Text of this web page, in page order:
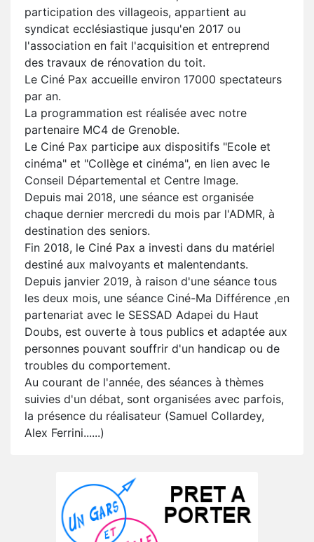
participation des villageois, appartient au
syndicat ecclésiastique jusqu'en 2017 ou
l'association en fait l'acquisition et entreprend
des travaux de rénovation du toit.
Le Ciné Pax accueille environ 17000 spectateurs
par an.
La programmation est réalisée avec notre
partenaire MC4 de Grenoble.
Le Ciné Pax participe aux dispositifs "Ecole et
cinéma" et "Collège et cinéma", en lien avec le
Conseil Départemental et Centre Image.
Depuis mai 2018, une séance est organisée
chaque dernier mercredi du mois par l'ADMR, à
destination des seniors.
Fin 2018, le Ciné Pax a investi dans du matériel
destiné aux malvoyants et malentendants.
Depuis janvier 2019, à raison d'une séance tous
les deux mois, une séance Ciné-Ma Différence ,en
partenariat avec le SESSAD Adapei du Haut
Doubs, est ouverte à tous publics et adaptée aux
personnes pouvant souffrir d'un handicap ou de
troubles du comportement.
Au courant de l'année, des séances à thèmes
suivies d'un débat, sont organisées avec parfois,
la présence du réalisateur (Samuel Collardey,
Alex Ferrini......)